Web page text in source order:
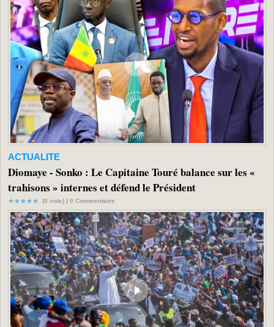
ACTUALITE
Diomaye - Sonko : Le Capitaine Touré balance sur les «
trahisons » internes et défend le Président
(0 vote) | 0 Commentaire